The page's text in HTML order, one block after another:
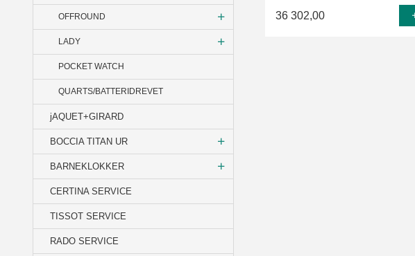
OFFROUND
LADY
POCKET WATCH
QUARTS/BATTERIDREVET
jAQUET+GIRARD
BOCCIA TITAN UR
BARNEKLOKKER
CERTINA SERVICE
TISSOT SERVICE
RADO SERVICE
36 302,00